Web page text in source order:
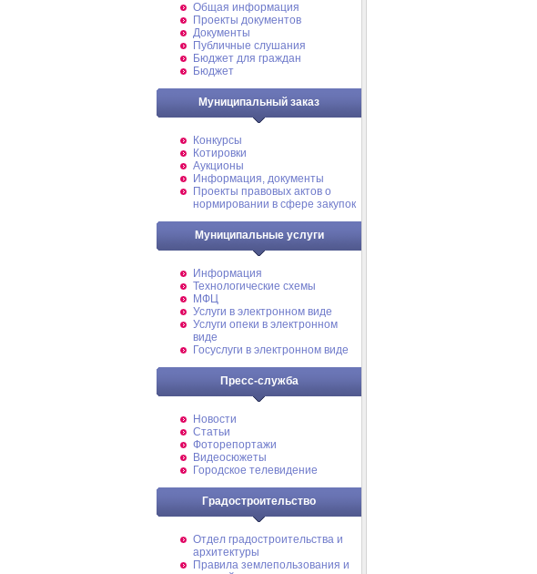
Общая информация
Проекты документов
Документы
Публичные слушания
Бюджет для граждан
Бюджет
Муниципальный заказ
Конкурсы
Котировки
Аукционы
Информация, документы
Проекты правовых актов о
нормировании в сфере закупок
Муниципальные услуги
Информация
Технологические схемы
МФЦ
Услуги в электронном виде
Услуги опеки в электронном
виде
Госуслуги в электронном виде
Пресс-служба
Новости
Статьи
Фоторепортажи
Видеосюжеты
Городское телевидение
Градостроительство
Отдел градостроительства и
архитектуры
Правила землепользования и